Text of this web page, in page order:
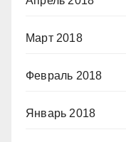
Март 2018
Февраль 2018
Январь 2018